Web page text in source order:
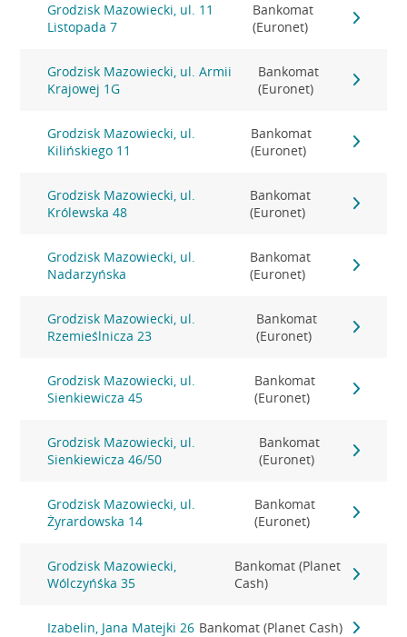
Grodzisk Mazowiecki, ul. 11
Listopada 7
Bankomat
(Euronet)
Grodzisk Mazowiecki, ul. Armii
Krajowej 1G
Bankomat
(Euronet)
Grodzisk Mazowiecki, ul.
Kilińskiego 11
Bankomat
(Euronet)
Grodzisk Mazowiecki, ul.
Królewska 48
Bankomat
(Euronet)
Grodzisk Mazowiecki, ul.
Nadarzyńska
Bankomat
(Euronet)
Grodzisk Mazowiecki, ul.
Rzemieślnicza 23
Bankomat
(Euronet)
Grodzisk Mazowiecki, ul.
Sienkiewicza 45
Bankomat
(Euronet)
Grodzisk Mazowiecki, ul.
Sienkiewicza 46/50
Bankomat
(Euronet)
Grodzisk Mazowiecki, ul.
Żyrardowska 14
Bankomat
(Euronet)
Grodzisk Mazowiecki,
Wólczyńśka 35
Bankomat (Planet
Cash)
Izabelin, Jana Matejki 26 Bankomat (Planet Cash)